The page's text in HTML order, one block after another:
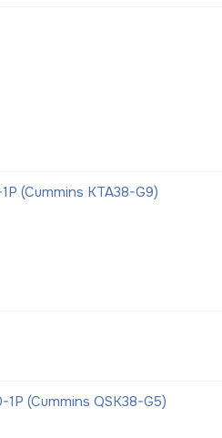
(Cummins KTA38-G9)
(Cummins QSK38-G5)